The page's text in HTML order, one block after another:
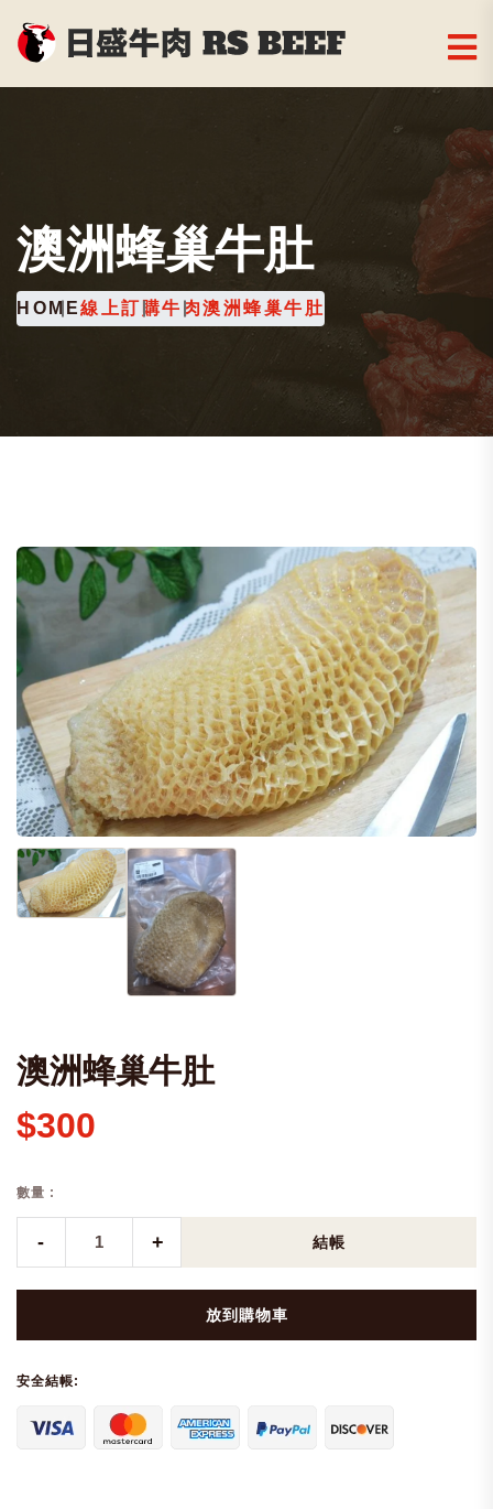
澳洲蜂巢牛肚
HOME線上訂購牛肉澳洲蜂巢牛肚
澳洲蜂巢牛肚
$300
數量 :
- + 結帳
放到購物車
安全結帳: